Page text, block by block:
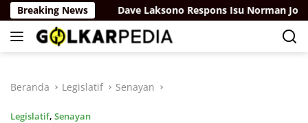
Langsung
ke
konten
Breaking NewsDave Laksono Respons Isu Norman Joesoef
Beranda Legislatif Senayan
Legislatif, Senayan